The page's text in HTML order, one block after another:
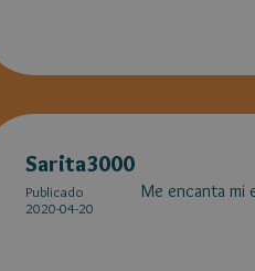
Sarita3000
Publicado
2020-04-20
Me encanta